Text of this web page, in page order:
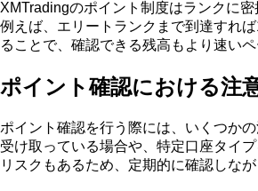
XMTradingのポイント制度はランクに
例えば、エリートランクまで到達すれ
ることで、確認できる残高もより速い
ポイント確認における注
ポイント確認を行う際には、いくつか
受け取っている場合や、特定口座タイ
リスクもあるため、定期的に確認しな